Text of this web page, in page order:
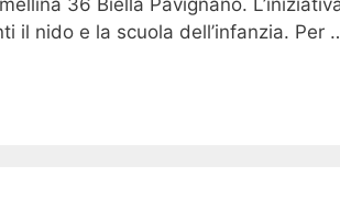
36 Biella Pavignano.
il nido e la scuola dell’infanzia. Per